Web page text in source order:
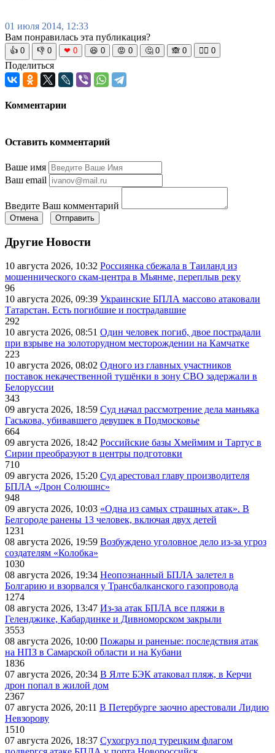
01 июля 2014, 12:33
Вам понравилась эта публикация?
👍 0 👎 0 ❤ 0 😆 0 😡 0 🤔 0 🙈 0 🧘‍♀️ 0
Поделиться
Комментарии
Оставить комментарий
Ваше имя
Ваш email
Введите Ваш комментарий
Отмена Отправить
Другие Новости
10 августа 2026, 10:32 Россиянка сбежала в Таиланд из
мошеннического скам-центра в Мьянме, переплыв реку
96
10 августа 2026, 09:39 Украинские БПЛА массово атаковали
Татарстан. Есть погибшие и пострадавшие
292
10 августа 2026, 08:51 Один человек погиб, двое пострадали
при взрыве на золоторудном месторождении на Камчатке
223
10 августа 2026, 08:02 Одного из главных участников
поставок некачественной тушёнки в зону СВО задержали в
Белоруссии
343
09 августа 2026, 18:59 Суд начал рассмотрение дела маньяка
Гаськова, убивавшего девушек в Подмосковье
664
09 августа 2026, 18:42 Российские базы Хмеймим и Тартус в
Сирии преобразуют в центры подготовки
710
09 августа 2026, 15:20 Суд арестовал главу производителя
БПЛА «Дрон Солюшнс»
948
09 августа 2026, 10:03 «Одна из самых страшных атак». В
Белгороде ранены 13 человек, включая двух детей
1231
08 августа 2026, 19:59 Возбуждено уголовное дело из-за угроз
создателям «Колобка»
1030
08 августа 2026, 19:34 Неопознанный БПЛА залетел в
Болгарию и взорвался у Трансбалканского газопровода
1274
08 августа 2026, 13:47 Из-за атак БПЛА все пляжи в
Геленджике, Кабардинке и Дивноморском закрыли
3553
08 августа 2026, 10:00 Пожары и раненые: последствия атак
на НПЗ в Самарской области и на Кубани
1836
07 августа 2026, 20:34 В Ялте БЭК атаковал пляж, в Керчи
дрон попал в жилой дом
2367
07 августа 2026, 20:11 В Петербурге заочно арестовали Лидию
Невзорову
1510
07 августа 2026, 18:37 Сухогруз под турецким флагом